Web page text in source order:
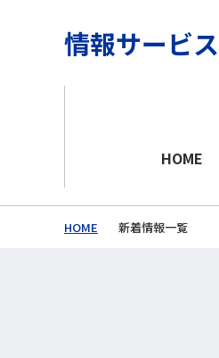
情報サービ
HOME
HOME 新着情報一覧